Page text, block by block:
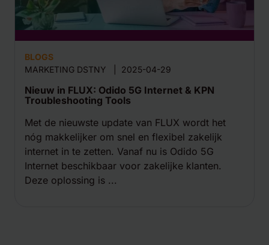
BLOGS
MARKETING DSTNY
2025-04-29
Nieuw in FLUX: Odido 5G Internet & KPN
Troubleshooting Tools
Met de nieuwste update van FLUX wordt het
nóg makkelijker om snel en flexibel zakelijk
internet in te zetten. Vanaf nu is Odido 5G
Internet beschikbaar voor zakelijke klanten.
Deze oplossing is ...